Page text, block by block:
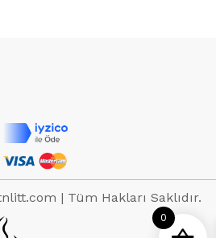
| Tüm Hakları Saklıdır.
0